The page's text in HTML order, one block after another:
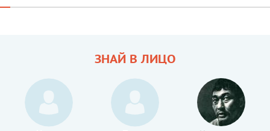
ЗНАЙ В ЛИЦО